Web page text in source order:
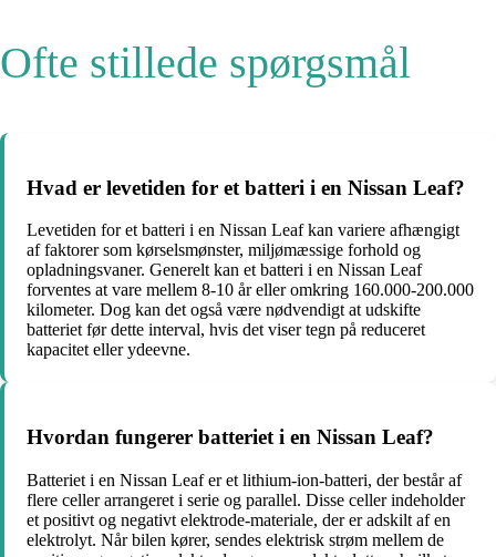
Ofte stillede spørgsmål
Hvad er levetiden for et batteri i en Nissan Leaf?
Levetiden for et batteri i en Nissan Leaf kan variere afhængigt
af faktorer som kørselsmønster, miljømæssige forhold og
opladningsvaner. Generelt kan et batteri i en Nissan Leaf
forventes at vare mellem 8-10 år eller omkring 160.000-200.000
kilometer. Dog kan det også være nødvendigt at udskifte
batteriet før dette interval, hvis det viser tegn på reduceret
kapacitet eller ydeevne.
Hvordan fungerer batteriet i en Nissan Leaf?
Batteriet i en Nissan Leaf er et lithium-ion-batteri, der består af
flere celler arrangeret i serie og parallel. Disse celler indeholder
et positivt og negativt elektrode-materiale, der er adskilt af en
elektrolyt. Når bilen kører, sendes elektrisk strøm mellem de